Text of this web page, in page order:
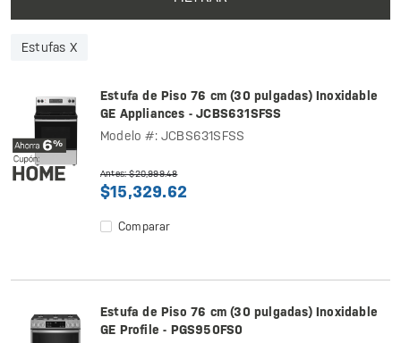
Estufas X
Estufa de Piso 76 cm (30 pulgadas) Inoxidable
GE Appliances - JCBS631SFSS
Modelo #: JCBS631SFSS
Antes: $20,999.48
$15,329.62
Comparar
Estufa de Piso 76 cm (30 pulgadas) Inoxidable
GE Profile - PGS950FS0